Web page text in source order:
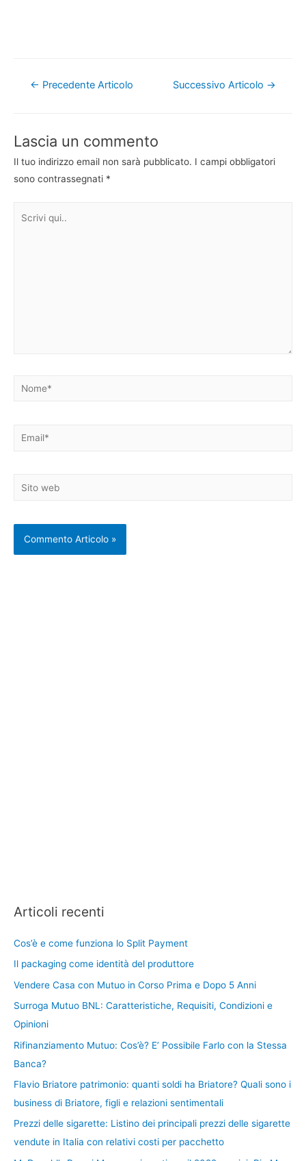
Navigazione
← Precedente Articolo Successivo Articolo →
Lascia un commento
Il tuo indirizzo email non sarà pubblicato. I campi obbligatori
sono contrassegnati *
Nome*
Email*
Sito
Articoli recenti
Cos’è e come funziona lo Split Payment
Il packaging come identità del produttore
Vendere Casa con Mutuo in Corso Prima e Dopo 5 Anni
Surroga Mutuo BNL: Caratteristiche, Requisiti, Condizioni e
Opinioni
Rifinanziamento Mutuo: Cos’è? E’ Possibile Farlo con la Stessa
Banca?
Flavio Briatore patrimonio: quanti soldi ha Briatore? Quali sono i
business di Briatore, figli e relazioni sentimentali
Prezzi delle sigarette: Listino dei principali prezzi delle sigarette
vendute in Italia con relativi costi per pacchetto